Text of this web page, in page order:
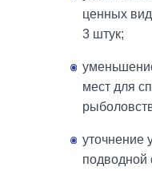
ценных
3 штук;
мест для
уточнение
подводной